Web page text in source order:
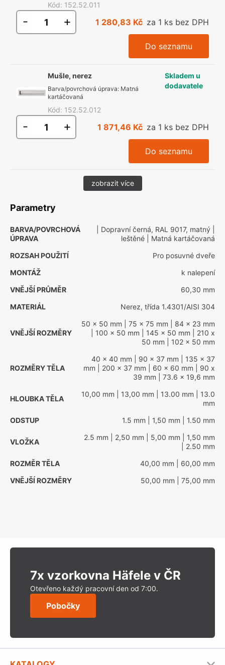
Kód: 152.52.011
- + 1 280,83 Kč za 1 ks bez DPH
Do seznamu
Mušle, nerez
Barva/povrchová úprava: Matná
kartáčovaná
Kód: 152.52.012
Skladem u
dodavatele
- + 1 871,46 Kč za 1 ks bez DPH
Do seznamu
zobrazit více
Parametry
BARVA/POVRCHOVÁ
ÚPRAVA
| Dopravní černá, RAL 9017, matný
leštěné | Matná kartáčovaná
ROZSAH POUŽITÍ
Pro posuvné dveře
MONTÁŽ
k nalepení
VNĚJŠÍ PRŮMĚR
60,30 mm
MATERIÁL
Nerez, třída 1.4301/AISI 304
VNĚJŠÍ ROZMĚRY
50 x 50 mm | 75 x 75 mm | 84 x 23 mm
| 100 x 50 mm | 145 x 50 mm | 210 x
50 mm | 102 x 50 mm
ROZMĚRY TĚLA
40 x 40 mm | 90 x 37 mm | 135 x 37
mm | 200 x 37 mm | 60 x 60 mm | 90 x
39 mm | 73.6 x 19,6 mm
HLOUBKA TĚLA
10,00 mm | 13,00 mm | 13.00 mm | 13.0
mm
ODSTUP
1.5 mm | 1,50 mm | 1.50 mm
VLOŽKA
2.5 mm | 2,50 mm | 5,00 mm | 1,50 mm
| 2.50 mm
ROZMĚR TĚLA
40,00 mm | 60,00 mm
VNĚJŠÍ ROZMĚRY
50,00 mm | 75,00 mm
7x vzorkovna Häfele v ČR
Otevřeno každý pracovní den od 7:00.
Pobočky